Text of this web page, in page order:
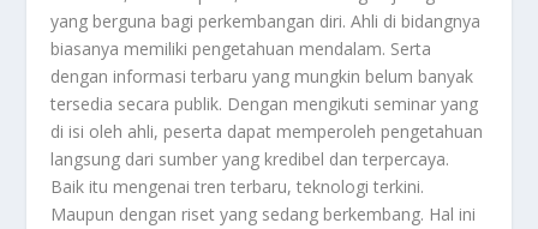
yang berguna bagi perkembangan diri. Ahli di bidangnya
biasanya memiliki pengetahuan mendalam. Serta
dengan informasi terbaru yang mungkin belum banyak
tersedia secara publik. Dengan mengikuti seminar yang
di isi oleh ahli, peserta dapat memperoleh pengetahuan
langsung dari sumber yang kredibel dan terpercaya.
Baik itu mengenai tren terbaru, teknologi terkini.
Maupun dengan riset yang sedang berkembang. Hal ini